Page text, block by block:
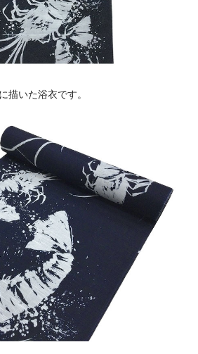
描いた浴衣です。